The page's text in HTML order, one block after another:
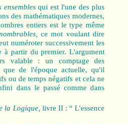
ensemblesqui est l'une des plus
des mathématiques modernes,
entiers est le type même
ce mot voulant dire
numéroter successivement les
à partir du premier. L'argument
valable : un comptage des
que de l'époque actuelle, qu'il
ou de temps négatifs et cela ne
dans le passé comme dans
la Logique, livre II : “ L'essence